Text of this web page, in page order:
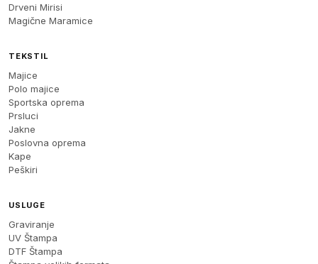
Drveni Mirisi
Magične Maramice
TEKSTIL
Majice
Polo majice
Sportska oprema
Prsluci
Jakne
Poslovna oprema
Kape
Peškiri
USLUGE
Graviranje
UV Štampa
DTF Štampa